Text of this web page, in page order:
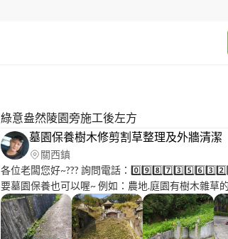
綠意盎然陵園旁施工後左方
墓園保養樹木修剪割草整理及外牆清潔
關西鎮
各位老闆您好~??? 詢問電話：
要墓園保養也可以喔~ 例如：農地.庭園有樹木雜草
都可以進行評估維護處理的.. 主要服務項目說明如下
園內外圍雜草清除 2️⃣：原有墓草墓樹修剪及維護
外圍專業高壓水柱特殊藥劑清洗石材 4️⃣：水塔及外